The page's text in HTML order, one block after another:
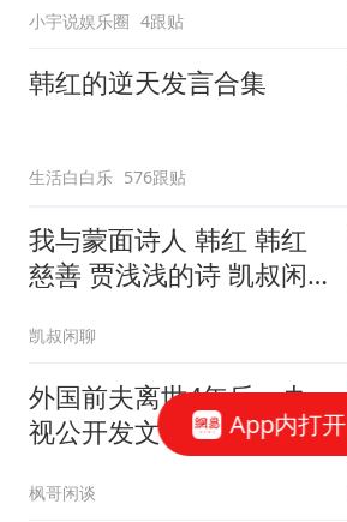
小宇说娱乐圈 4跟贴
韩红的逆天发言合集
生活白白乐 576跟贴
我与蒙面诗人 韩红 韩红
慈善 贾浅浅的诗 凯叔闲
凯叔闲聊
外国前夫离世4年后，央
视公开发文，原来韦唯早
给自己留好了退路
枫哥闲谈
App内打开